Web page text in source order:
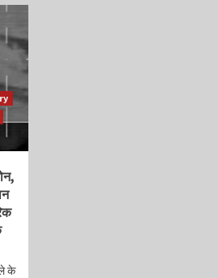
के